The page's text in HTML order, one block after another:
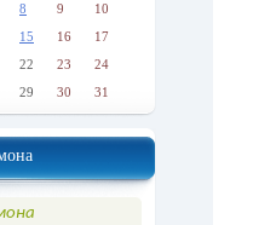
8 9
10
15 16
17
22 23
24
29 30 31